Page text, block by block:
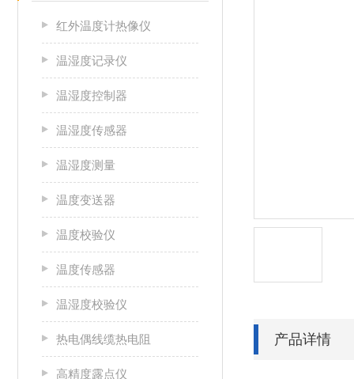
产品详情
红外温度计热像仪
温湿度记录仪
温湿度控制器
温湿度传感器
温湿度测量
温度变送器
温度校验仪
温度传感器
温湿度校验仪
热电偶线缆热电阻
高精度露点仪